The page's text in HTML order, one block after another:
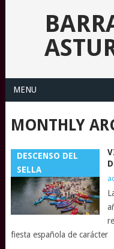
MENU
MONTHLY
DESCENSO DEL
SELLA
fiesta española de carácter